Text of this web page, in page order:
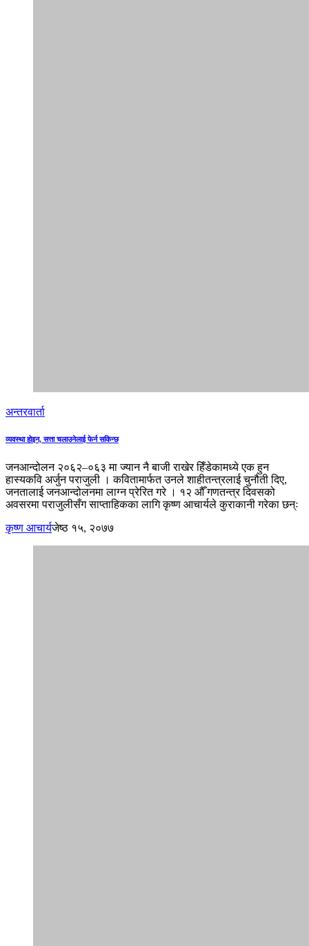
अन्तरवार्ता
व्यवस्था होइन, सत्ता चलाउनेलाई फेर्न सकिन्छ
जनआन्दोलन २०६२–०६३ मा ज्यान नै बाजी राखेर हिँडेकामध्ये एक हुन
हास्यकवि अर्जुन पराजुली । कवितामार्फत उनले शाहीतन्त्रलाई चुनौती दिए,
जनतालाई जनआन्दोलनमा लाग्न प्रेरित गरे । १२ औँ गणतन्त्र दिवसको
अवसरमा पराजुलीसँग साप्ताहिकका लागि कृष्ण आचार्यले कुराकानी गरेका छन्ः
कृष्ण आचार्यजेष्ठ १५, २०७७